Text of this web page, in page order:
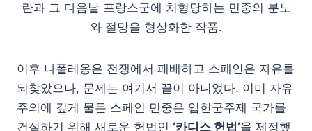
란과 그 다음날 프랑스군에 처형당하는 민중의 분노
와 절망을 형상화한 작품.
이후 나폴레옹은 전쟁에서 패배하고 스페인은 자유를
되찾았으나, 문제는 여기서 끝이 아니었다. 이미 자유
주의에 깊게 물든 스페인 민중은 입헌군주제 국가를
건설하기 위해 새로운 헌법인 ‘카디스 헌법’을 제정했